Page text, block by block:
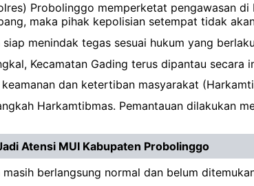
Probolinggo memperketat pengawasan
maka pihak kepolisian setempat tidak
menindak tegas sesuai hukum yang
Kecamatan Gading terus dipantau secara
dan ketertiban masyarakat
Harkamtibmas. Pemantauan dilakukan
Atensi MUI Kabupaten Probolinggo
berlangsung normal dan belum